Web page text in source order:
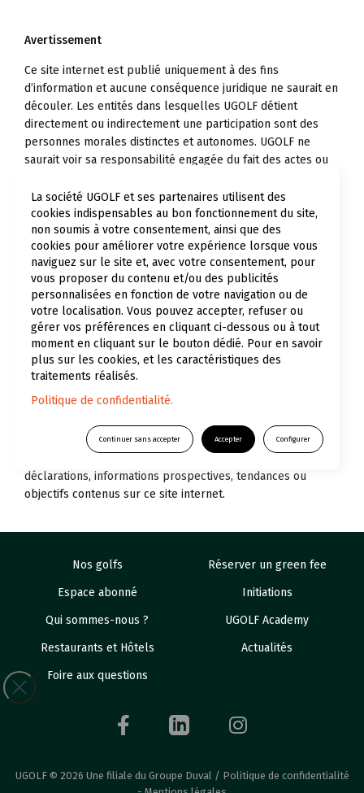
Avertissement
Ce site internet est publié uniquement à des fins
d’information et aucune conséquence juridique ne saurait en
découler. Les entités dans lesquelles UGOLF détient
directement ou indirectement une participation sont des
personnes morales distinctes et autonomes. UGOLF ne
saurait voir sa responsabilité engagée du fait des actes ou
et « Groupe » qui figurent dans ce document sont
génériques et utilisés uniquement à des fins de convenance.
De même, les termes « nous », « nos », « notre » peuvent
également être utilisés pour faire référence aux filiales ou
à leurs collaborateurs.
Ce site internet peut contenir des informations et
déclarations prospectives qui sont fondées sur des
données et hypothèses économiques formulées dans un
contexte économique, concurrentiel et réglementaire
donné. Elles peuvent s’avérer inexactes dans le futur et
l’engagement ou la responsabilité vis-à-vis des
investisseurs ou toute autre partie prenante de mettre à
jour ou de réviser, en particulier en raison d’informations
déclarations, informations prospectives, tendances ou
objectifs contenus sur ce site internet.
Nos golfs
Réserver un green fee
Espace abonné
Initiations
Qui sommes-nous ?
UGOLF Academy
Restaurants et Hôtels
Actualités
Foire aux questions
UGOLF © 2026 Une filiale du Groupe Duval / Politique de confidentialité
La société UGOLF et ses partenaires utilisent des
cookies indispensables au bon fonctionnement du site,
non soumis à votre consentement, ainsi que des
cookies pour améliorer votre expérience lorsque vous
naviguez sur le site et, avec votre consentement, pour
vous proposer du contenu et/ou des publicités
personnalisées en fonction de votre navigation ou de
votre localisation. Vous pouvez accepter, refuser ou
gérer vos préférences en cliquant ci-dessous ou à tout
moment en cliquant sur le bouton dédié. Pour en savoir
plus sur les cookies, et les caractéristiques des
traitements réalisés.
Politique de confidentialité.
Continuer sans accepter Accepter Configurer